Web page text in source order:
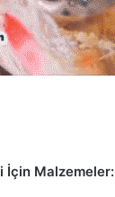
İçin Malzemeler: